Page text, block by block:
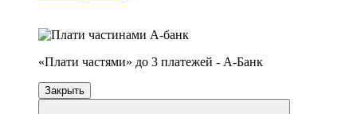
«Плати частями» до 3 платежей - А-Банк
Закрыть